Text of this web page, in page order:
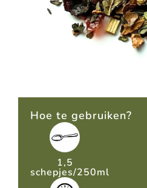
Hoe te gebruiken?
1,5
schepjes/250ml